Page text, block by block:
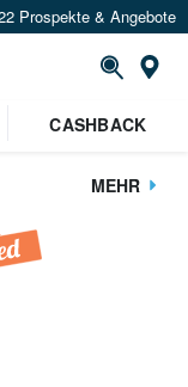
Prospekte & Angebote
CASHBACK
MEHR